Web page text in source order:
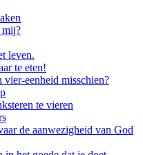
mij?
leven.
te eten!
vier-eenheid misschien?
te vieren
de aanwezigheid van God